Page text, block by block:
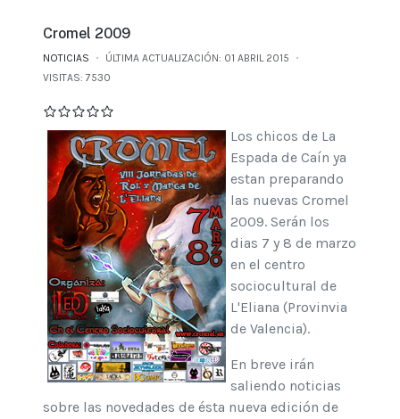
Cromel 2009
NOTICIAS
ÚLTIMA ACTUALIZACIÓN: 01 ABRIL 2015
VISITAS: 7530
Los chicos de La
Espada de Caín ya
estan preparando
las nuevas Cromel
2009. Serán los
dias 7 y 8 de marzo
en el centro
sociocultural de
L'Eliana (Provinvia
de Valencia).
En breve irán
saliendo noticias
sobre las novedades de ésta nueva edición de